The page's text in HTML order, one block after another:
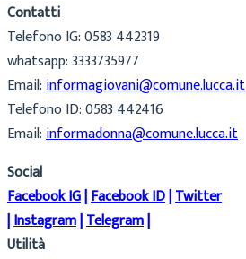
Contatti
Telefono IG: 0583 442319
whatsapp: 3333735977
Email:informagiovani@comune.lucca.it
Telefono ID: 0583 442416
Email:informadonna@comune.lucca.it
Social
Facebook IG|Facebook ID|Twitter
|Instagram|Telegram|
Utilità